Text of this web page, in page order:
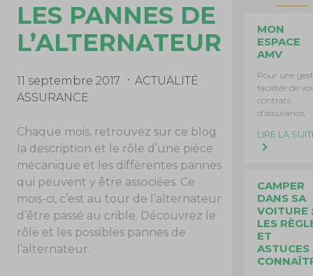
LES PANNES DE
L’ALTERNATEUR
11 septembre 2017
ACTUALITÉ
ASSURANCE
Chaque mois, retrouvez sur ce blog
la description et le rôle d’une pièce
mécanique et les différentes pannes
qui peuvent y être associées. Ce
mois-ci, c’est au tour de l’alternateur
d’être passé au crible. Découvrez le
rôle et les possibles pannes de
l’alternateur.
MON
ESPACE
AMV
Pour une
facilitée de vos
contrats
d’assurance,
LIRE LA
CAMPER
DANS SA
VOITURE :
LES
ET
ASTUCES